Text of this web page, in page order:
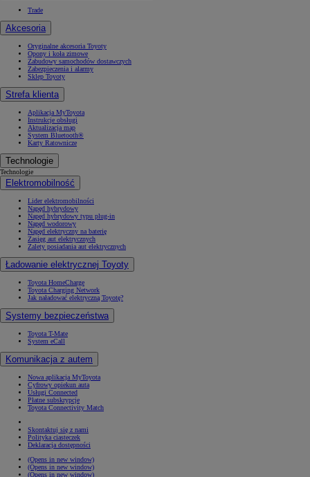
Trade
Akcesoria
Oryginalne akcesoria Toyoty
Opony i koła zimowe
Zabudowy samochodów dostawczych
Zabezpieczenia i alarmy
Sklep Toyoty
Strefa klienta
Aplikacja MyToyota
Instrukcje obsługi
Aktualizacja map
System Bluetooth®
Karty Ratownicze
Technologie
Technologie
Elektromobilność
Lider elektromobilności
Napęd hybrydowy
Napęd hybrydowy typu plug-in
Napęd wodorowy
Napęd elektryczny na baterię
Zasięg aut elektrycznych
Zalety posiadania aut elektrycznych
Ładowanie elektrycznej Toyoty
Toyota HomeCharge
Toyota Charging Network
Jak naładować elektryczną Toyotę?
Systemy bezpieczeństwa
Toyota T-Mate
System eCall
Komunikacja z autem
Nowa aplikacja MyToyota
Cyfrowy opiekun auta
Usługi Connected
Płatne subskrypcje
Toyota Connectivity Match
Skontaktuj się z nami
Polityka ciasteczek
Deklaracja dostępności
(Opens in new window)
(Opens in new window)
(Opens in new window)